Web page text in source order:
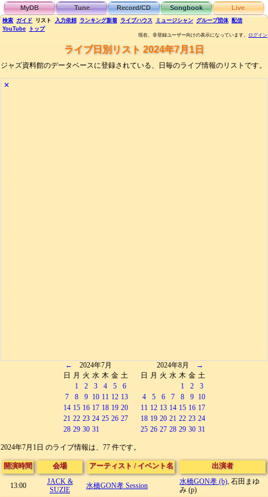
MyDB Tune Record/CD Songbook Live
検索 ガイド リスト 入力依頼 ランキング新着 ライブハウス ミュージシャン グループ団体 配信
YouTube
トップ
現在、非登録ユーザー向けの表示になっています。 ログイン
ライブ日別リスト 2024年7月1日
ジャズ資料館のデータベースに登録されている、日毎のライブ情報のリストです。
✕
←
2024年7月
日
月 火 水 木 金 土
1
2 3 4 5
6
7
8 9 10 11 12 13
14 15 16 17 18 19 20
21 22 23 24 25 26 27
28 29 30 31
2024年8月
→
日
月 火 水 木 金 土
1
2
3
4
5 6 7 8 9
10
11 12 13 14 15 16 17
18 19 20 21 22 23 24
25 26 27 28 29 30 31
2024年7月1日 のライブ情報は、77 件です。
開演時間 会場 アーティスト / イベント名 出演者
13:00
JACK &
SUZIE
水橋GON孝 Session 水橋GON孝 (b), 石田まゆ
み (p)